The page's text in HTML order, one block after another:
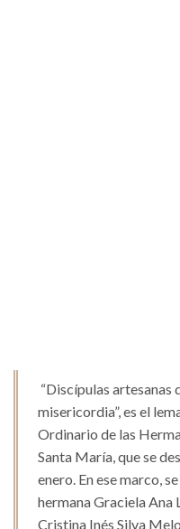
“Discípulas artesanas
misericordia”, es el
Ordinario de las
Santa María, que se
enero. En ese marco,
hermana Graciela Ana
Cristina Inés Silva